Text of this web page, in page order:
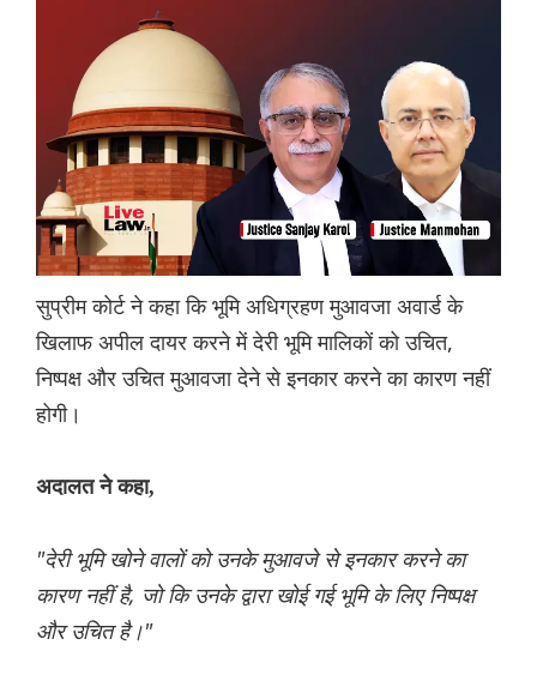
सुप्रीम कोर्ट ने कहा कि भूमि अधिग्रहण मुआवजा अवार्ड के
खिलाफ अपील दायर करने में देरी भूमि मालिकों को उचित,
निष्पक्ष और उचित मुआवजा देने से इनकार करने का कारण नहीं
होगी।
अदालत ने कहा,
"देरी भूमि खोने वालों को उनके मुआवजे से इनकार करने का
कारण नहीं है, जो कि उनके द्वारा खोई गई भूमि के लिए निष्पक्ष
और उचित है।"